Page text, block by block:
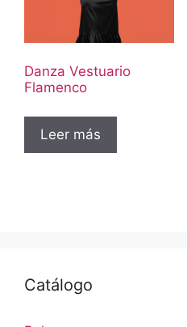
Danza Vestuario
Flamenco
Leer más
Catálogo